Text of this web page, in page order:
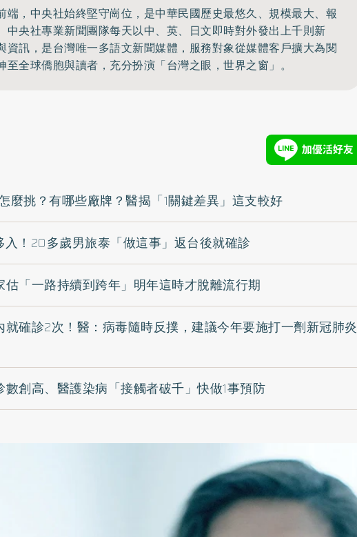
端，中央社始終堅守崗位，是中華民國歷史最悠久、規模最大、報
中央社專業新聞團隊每天以中、英、日文即時對外發出上千則新
資訊，是台灣唯一多語文新聞媒體，服務對象從媒體客戶擴大為閱
全球僑胞與讀者，充分扮演「台灣之眼，世界之窗」。
麼挑？有哪些廠牌？醫揭「1關鍵差異」這支較好
！20多歲男旅泰「做這事」返台後就確診
「一路持續到跨年」明年這時才脫離流行期
確診2次！醫：病毒隨時反撲，建議今年要施打一劑新冠肺炎
創高、醫護染病「接觸者破千」快做1事預防